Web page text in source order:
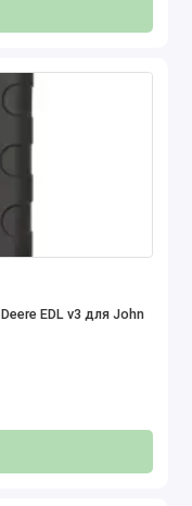
EDL v3 для John